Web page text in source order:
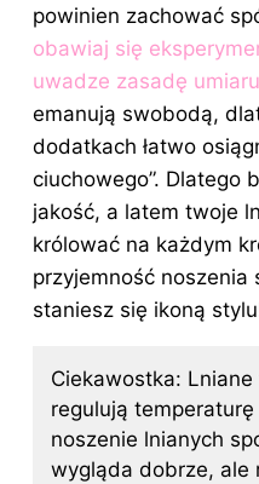
powinien zachować
obawiaj się
uwadze zasadę
emanują swobodą,
dodatkach łatwo
ciuchowego”. Dlatego
jakość, a latem twoje
królować na każdym
przyjemność noszenia
staniesz się ikoną
Ciekawostka:
regulują temperaturę
noszenie lnianych
wygląda dobrze, ale